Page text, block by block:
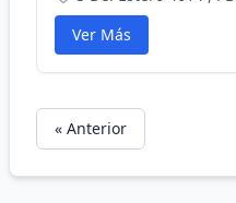
Ver Más
« Anterior